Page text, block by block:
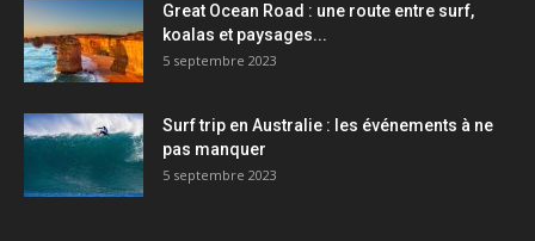
Great Ocean Road : une route entre surf,
koalas et paysages...
5 septembre 2023
Surf trip en Australie : les événements à ne
pas manquer
5 septembre 2023